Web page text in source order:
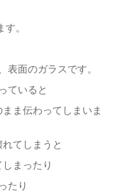
。
表面のガラスです。
ていると
ま伝わってしまいま
てしまうと
まったり
たり